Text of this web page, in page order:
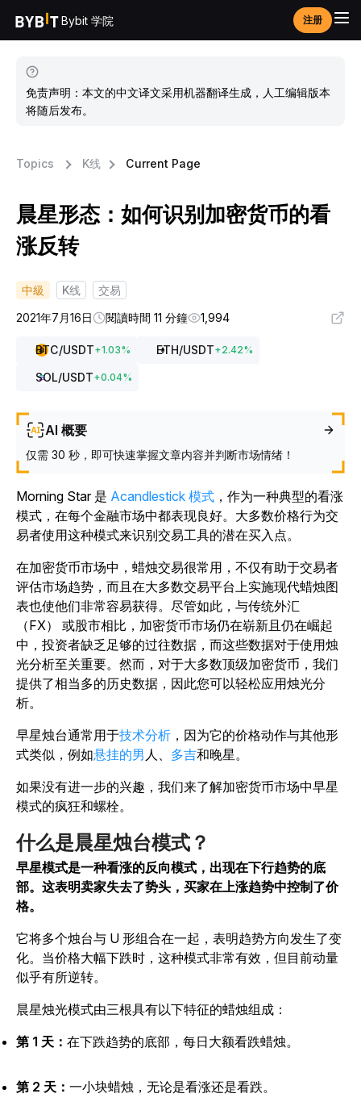
Bybit 学院 注册
免责声明：本文的中文译文采用机器翻译生成，人工编辑版本
将随后发布。
Topics K线 Current Page
晨星形态：如何识别加密货币的看
涨反转
中級 K线
交易
2021年7月16日
閱讀時間 11 分鐘 1,994
BTC/USDT+1.03% ETH/USDT+2.42%
SOL/USDT+0.04%
AI 概要
仅需 30 秒，即可快速掌握文章内容并判断市场情绪！
Morning Star 是 Acandlestick 模式 ，作为一种典型的看涨
模式，在每个金融市场中都表现良好。大多数价格行为交
易者使用这种模式来识别交易工具的潜在买入点。
在加密货币市场中，蜡烛交易很常用，不仅有助于交易者
评估市场趋势，而且在大多数交易平台上实施现代蜡烛图
表也使他们非常容易获得。尽管如此，与传统外汇
（FX） 或股市相比，加密货币市场仍在崭新且仍在崛起
中，投资者缺乏足够的过往数据，而这些数据对于使用烛
光分析至关重要。然而，对于大多数顶级加密货币，我们
提供了相当多的历史数据，因此您可以轻松应用烛光分
析。
早星烛台通常用于技术分析 ，因为它的价格动作与其他形
式类似，例如悬挂的男 人、 多吉和晚星。
如果没有进一步的兴趣，我们来了解加密货币市场中早星
模式的疯狂和螺栓。
什么是晨星烛台模式？
早星模式是一种看涨的反向模式，出现在下行趋势的底
部。这表明卖家失去了势头，买家在上涨趋势中控制了价
格。
它将多个烛台与 U 形组合在一起，表明趋势方向发生了变
化。当价格大幅下跌时，这种模式非常有效，但目前动量
似乎有所逆转。
晨星烛光模式由三根具有以下特征的蜡烛组成：
第 1 天： 在下跌趋势的底部，每日大额看跌蜡烛。
第 2 天： 一小块蜡烛，无论是看涨还是看跌。